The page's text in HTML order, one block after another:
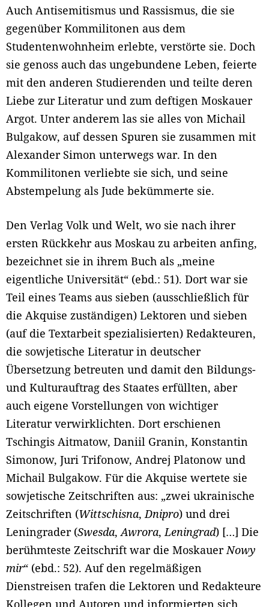
Auch Antisemitismus und Rassismus, die sie
gegenüber Kommilitonen aus dem
Studentenwohnheim erlebte, verstörte sie. Doch
sie genoss auch das ungebundene Leben, feierte
mit den anderen Studierenden und teilte deren
Liebe zur Literatur und zum deftigen Moskauer
Argot. Unter anderem las sie alles von Michail
Bulgakow, auf dessen Spuren sie zusammen mit
Alexander Simon unterwegs war. In den
Kommilitonen verliebte sie sich, und seine
Abstempelung als Jude bekümmerte sie.
Den Verlag Volk und Welt, wo sie nach ihrer
ersten Rückkehr aus Moskau zu arbeiten anfing,
bezeichnet sie in ihrem Buch als „meine
eigentliche Universität“ (ebd.: 51). Dort war sie
Teil eines Teams aus sieben (ausschließlich für
die Akquise zuständigen) Lektoren und sieben
(auf die Textarbeit spezialisierten) Redakteuren,
die sowjetische Literatur in deutscher
Übersetzung betreuten und damit den Bildungs-
und Kulturauftrag des Staates erfüllten, aber
auch eigene Vorstellungen von wichtiger
Literatur verwirklichten. Dort erschienen
Tschingis Aitmatow, Daniil Granin, Konstantin
Simonow, Juri Trifonow, Andrej Platonow und
Michail Bulgakow. Für die Akquise wertete sie
sowjetische Zeitschriften aus: „zwei ukrainische
Zeitschriften (Wittschisna, Dnipro) und drei
Leningrader (Swesda, Awrora, Leningrad) […] Die
berühmteste Zeitschrift war die Moskauer Nowy
mir“ (ebd.: 52). Auf den regelmäßigen
Dienstreisen trafen die Lektoren und Redakteure
Kollegen und Autoren und informierten sich